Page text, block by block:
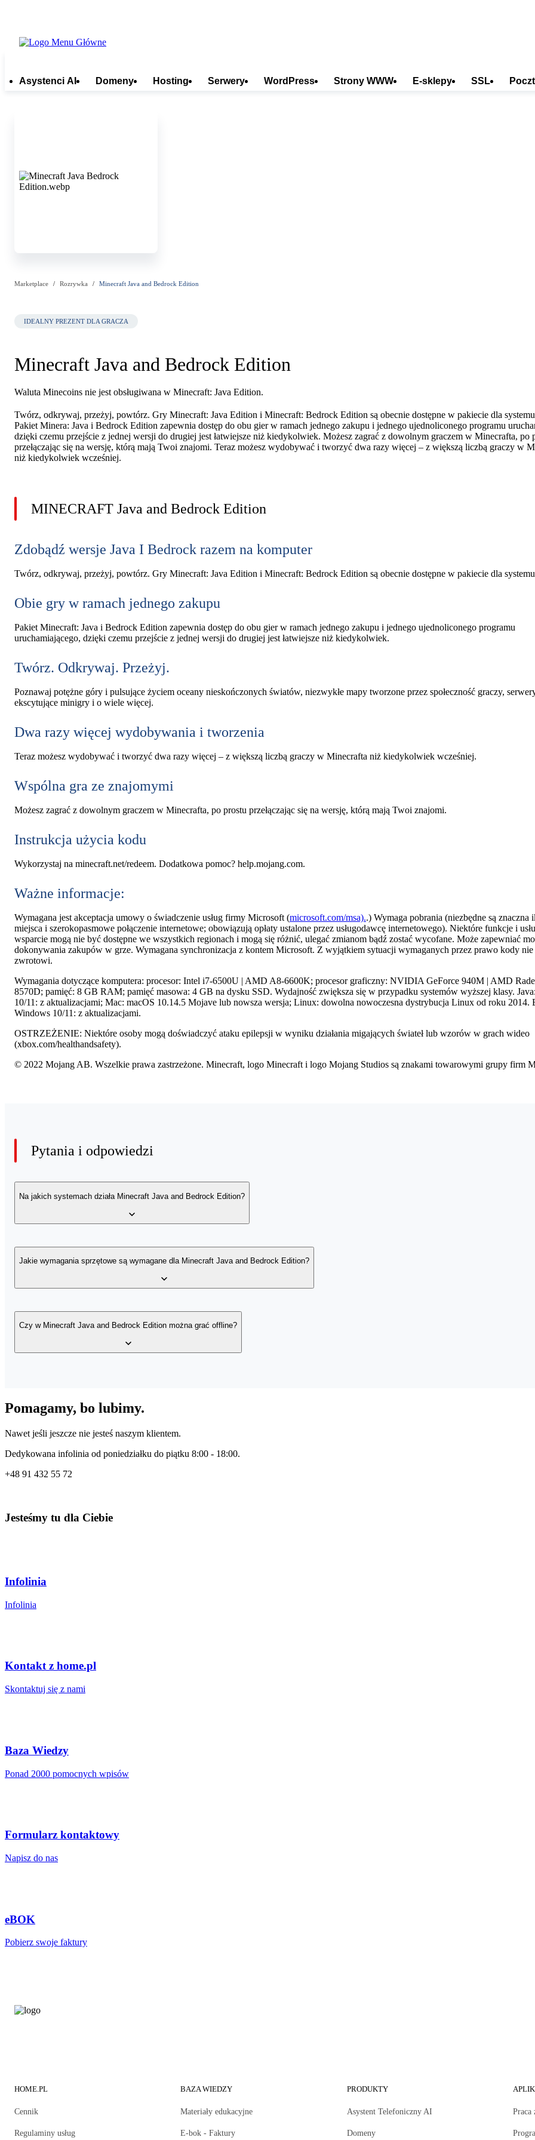
Asystenci AI Domeny Hosting Serwery WordPress Strony WWW E-sklepy SSL
Marketplace Rozrywka Minecraft Java and Bedrock Edition
IDEALNY PREZENT DLA GRACZA
Minecraft Java and Bedrock Edition
Waluta Minecoins nie jest obsługiwana w Minecraft: Java Edition.
Twórz, odkrywaj, przeżyj, powtórz. Gry Minecraft: Java Edition i Minecraft: Bedrock Edition są obecnie dostępne w pakiecie dla
Pakiet Minera: Java i Bedrock Edition zapewnia dostęp do obu gier w ramach jednego zakupu i jednego ujednoliconego programu
dzięki czemu przejście z jednej wersji do drugiej jest łatwiejsze niż kiedykolwiek. Możesz zagrać z dowolnym graczem w Minecrafta, po
przełączając się na wersję, którą mają Twoi znajomi. Teraz możesz wydobywać i tworzyć dwa razy więcej – z większą liczbą graczy w
niż kiedykolwiek wcześniej.
MINECRAFT Java and Bedrock Edition
Zdobądź wersje Java I Bedrock razem na komputer
Twórz, odkrywaj, przeżyj, powtórz. Gry Minecraft: Java Edition i Minecraft: Bedrock Edition są obecnie dostępne w pakiecie dla
Obie gry w ramach jednego zakupu
Pakiet Minecraft: Java i Bedrock Edition zapewnia dostęp do obu gier w ramach jednego zakupu i jednego ujednoliconego programu
uruchamiającego, dzięki czemu przejście z jednej wersji do drugiej jest łatwiejsze niż kiedykolwiek.
Twórz. Odkrywaj. Przeżyj.
Poznawaj potężne góry i pulsujące życiem oceany nieskończonych światów, niezwykłe mapy tworzone przez społeczność graczy,
ekscytujące minigry i o wiele więcej.
Dwa razy więcej wydobywania i tworzenia
Teraz możesz wydobywać i tworzyć dwa razy więcej – z większą liczbą graczy w Minecrafta niż kiedykolwiek wcześniej.
Wspólna gra ze znajomymi
Możesz zagrać z dowolnym graczem w Minecrafta, po prostu przełączając się na wersję, którą mają Twoi znajomi.
Instrukcja użycia kodu
Wykorzystaj na minecraft.net/redeem. Dodatkowa pomoc? help.mojang.com.
Ważne informacje:
Wymagana jest akceptacja umowy o świadczenie usług firmy Microsoft (microsoft.com/msa)..) Wymaga pobrania (niezbędne są znaczna
miejsca i szerokopasmowe połączenie internetowe; obowiązują opłaty ustalone przez usługodawcę internetowego). Niektóre funkcje i
wsparcie mogą nie być dostępne we wszystkich regionach i mogą się różnić, ulegać zmianom bądź zostać wycofane. Może zapewniać
dokonywania zakupów w grze. Wymagana synchronizacja z kontem Microsoft. Z wyjątkiem sytuacji wymaganych przez prawo kody nie
zwrotowi.
Wymagania dotyczące komputera: procesor: Intel i7-6500U | AMD A8-6600K; procesor graficzny: NVIDIA GeForce 940M | AMD
8570D; pamięć: 8 GB RAM; pamięć masowa: 4 GB na dysku SSD. Wydajność zwiększa się w przypadku systemów wyższej klasy.
10/11: z aktualizacjami; Mac: macOS 10.14.5 Mojave lub nowsza wersja; Linux: dowolna nowoczesna dystrybucja Linux od roku 2014.
Windows 10/11: z aktualizacjami.
OSTRZEŻENIE: Niektóre osoby mogą doświadczyć ataku epilepsji w wyniku działania migających świateł lub wzorów w grach wideo
(xbox.com/healthandsafety).
© 2022 Mojang AB. Wszelkie prawa zastrzeżone. Minecraft, logo Minecraft i logo Mojang Studios są znakami towarowymi grupy firm
Pytania i odpowiedzi
Na jakich systemach działa Minecraft Java and Bedrock Edition?
Wymagania systemowe: Windows 10/11: z aktualizacjami; Mac: macOS 10.14.5 Mojave lub nowsza wersja; Linux: dowolna
aktualizacjami.
Jakie wymagania sprzętowe są wymagane dla Minecraft Java and Bedrock Edition?
Wymagania dotyczące komputera dla Minecraft Java Edition:
procesor: Intel i7-6500U | AMD A8-6600K;
pamięć masowa: 4 GB na dysku SSD.
Wydajność zwiększa się w przypadku systemów wyższej klasy.
Czy w Minecraft Java and Bedrock Edition można grać offline?
Pomagamy, bo lubimy.
Nawet jeśli jeszcze nie jesteś naszym klientem.
Dedykowana infolinia od poniedziałku do piątku 8:00 - 18:00.
+48 91 432 55 72
Jesteśmy tu dla Ciebie
Infolinia
Infolinia
Kontakt z home.pl
Skontaktuj się z nami
Baza Wiedzy
Ponad 2000 pomocnych wpisów
Formularz kontaktowy
Napisz do nas
eBOK
Pobierz swoje faktury
HOME.PL
Cennik
Regulaminy usług
BAZA WIEDZY
Materiały edukacyjne
E-bok - Faktury
PRODUKTY
Asystent Telefoniczny AI
Domeny
Praca